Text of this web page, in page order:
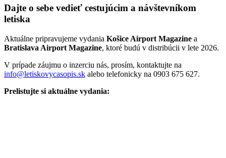
Dajte o sebe vedieť cestujúcim a návštevníkom
letiska
Aktuálne pripravujeme vydania Košice Airport Magazine a
Bratislava Airport Magazine, ktoré budú v distribúcii v lete 2026.
V prípade záujmu o inzerciu nás, prosím, kontaktujte na
info@letiskovycasopis.sk alebo telefonicky na 0903 675 627.
Prelistujte si aktuálne vydania: